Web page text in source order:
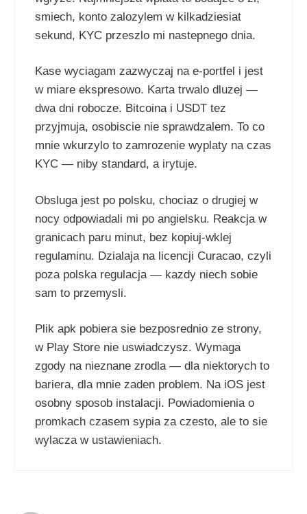
smiech, konto zalozylem w kilkadziesiat
sekund, KYC przeszlo mi nastepnego dnia.
Kase wyciagam zazwyczaj na e-portfel i jest
w miare ekspresowo. Karta trwalo dluzej —
dwa dni robocze. Bitcoina i USDT tez
przyjmuja, osobiscie nie sprawdzalem. To co
mnie wkurzylo to zamrozenie wyplaty na czas
KYC — niby standard, a irytuje.
Obsluga jest po polsku, chociaz o drugiej w
nocy odpowiadali mi po angielsku. Reakcja w
granicach paru minut, bez kopiuj-wklej
regulaminu. Dzialaja na licencji Curacao, czyli
poza polska regulacja — kazdy niech sobie
sam to przemysli.
Plik apk pobiera sie bezposrednio ze strony,
w Play Store nie uswiadczysz. Wymaga
zgody na nieznane zrodla — dla niektorych to
bariera, dla mnie zaden problem. Na iOS jest
osobny sposob instalacji. Powiadomienia o
promkach czasem sypia za czesto, ale to sie
wylacza w ustawieniach.